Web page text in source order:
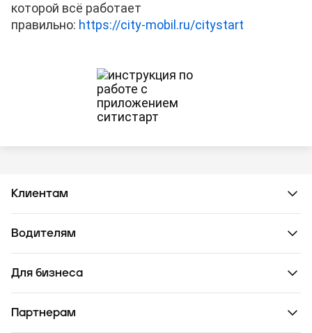
которой всё работает
правильно: https://city-mobil.ru/citystart
Клиентам
Водителям
Для бизнеса
Партнерам